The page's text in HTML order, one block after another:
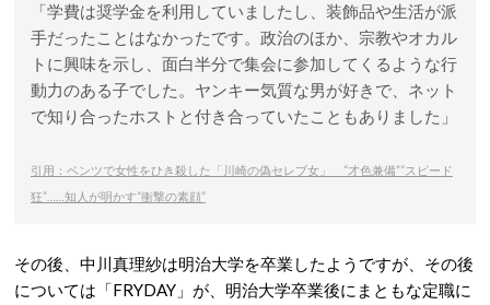
「学費は奨学金を利用していましたし、装飾品や生活が派
手だったことはなかったです。政治のほか、宗教やオカル
トに興味を示し、面白半分で集会に参加してくるような行
動力のある子でした。ヤンキー気質な男が好きで、ネット
で知り合ったホストと付き合っていたこともありました」
引用：ベンツで女性をひき殺した「川崎の偽セレブ女」 “才色兼備”“スピード
狂”……知人が明かす“衝撃の素顔”
その後、中川真理紗は明治大学を卒業したようですが、その後
については「FRYDAY」が、明治大学卒業後にまともな定職に